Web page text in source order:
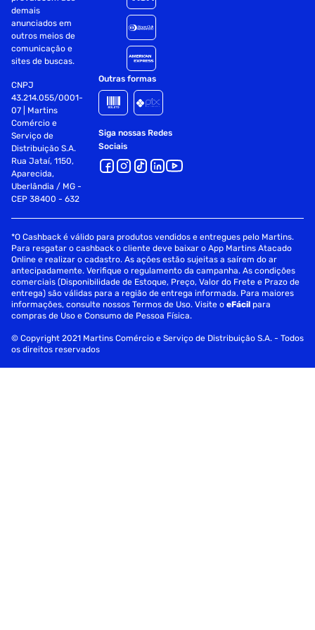
Encosto (L x A): 64 x 90 cm Assento (L x P x A): 60 x 54 x
50-58 cm Braços (L x A): 74 x 65-80 cm Outros
Informação adicional:
Espuma: alta densidade
Apoio de braço: bidirecional
Apoios extras: apoios de lombar e pescoço
Ajuste da cadeira: 10 cm (altura)
Ajuste de inclinação do encosto: 135º
Mecanismo padrão: borboleta
Mecanismo de balanço: sim, 3° - 18°
Elevador: gás, classe 4
Base: aço
demais
anunciados em
outros meios de
comunicação e
sites de buscas.
CNPJ
43.214.055/0001-
07 | Martins
Comércio e
Serviço de
Distribuição S.A.
Rua Jataí, 1150,
Aparecida,
Uberlândia / MG -
CEP 38400 - 632
Outras formas
Siga nossas Redes
Sociais
*O Cashback é válido para produtos vendidos e entregues pelo Martins.
Para resgatar o cashback o cliente deve baixar o App Martins Atacado
Online e realizar o cadastro. As ações estão sujeitas a saírem do ar
antecipadamente. Verifique o regulamento da campanha. As condições
comerciais (Disponibilidade de Estoque, Preço, Valor do Frete e Prazo de
entrega) são válidas para a região de entrega informada. Para maiores
informações, consulte nossos Termos de Uso. Visite oeFácil para
compras de Uso e Consumo de Pessoa Física.
© Copyright 2021 Martins Comércio e Serviço de Distribuição S.A. - Todos
os direitos reservados